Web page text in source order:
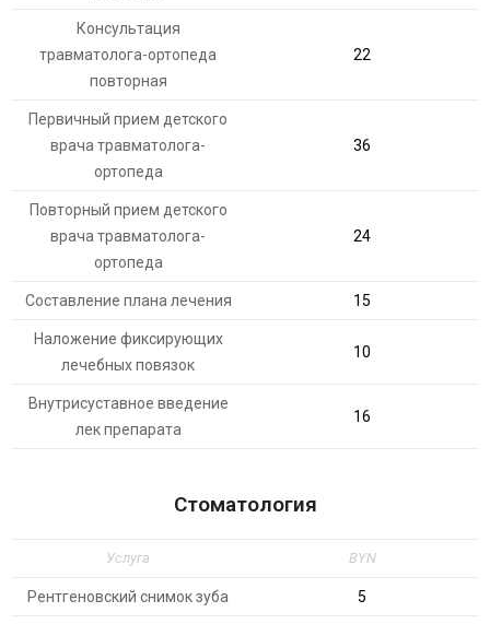
Консультация
травматолога-ортопеда
повторная
22
Первичный прием детского
врача травматолога-
ортопеда
36
Повторный прием детского
врача травматолога-
ортопеда
24
Составление плана лечения 15
Наложение фиксирующих
лечебных повязок
10
Внутрисуставное введение
лек препарата
16
Стоматология
Услуга BYN
Рентгеновский снимок зуба 5